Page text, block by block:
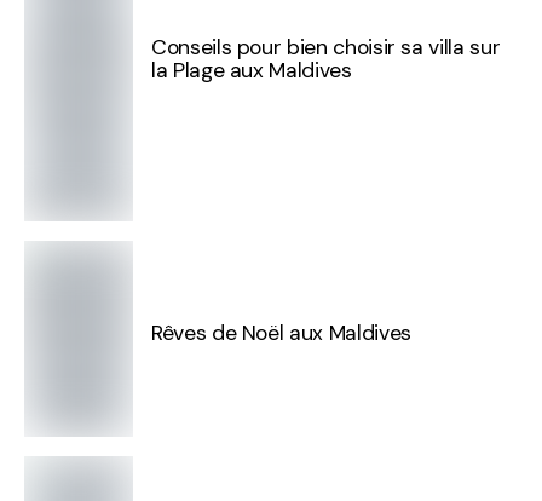
Conseils pour bien choisir sa villa sur
la Plage aux Maldives
Rêves de Noël aux Maldives